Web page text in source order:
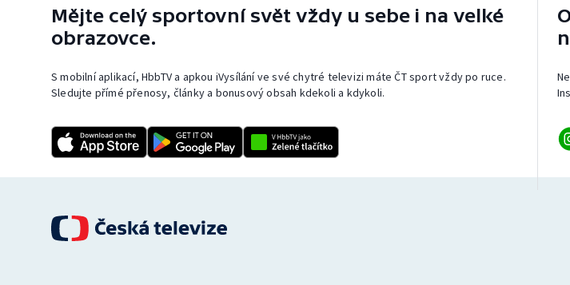
Mějte celý sportovní svět vždy u sebe i na velké
obrazovce.
S mobilní aplikací, HbbTV a apkou iVysílání ve své chytré televizi máte ČT sport vždy po ruce.
Sledujte přímé přenosy, články a bonusový obsah kdekoli a kdykoli.